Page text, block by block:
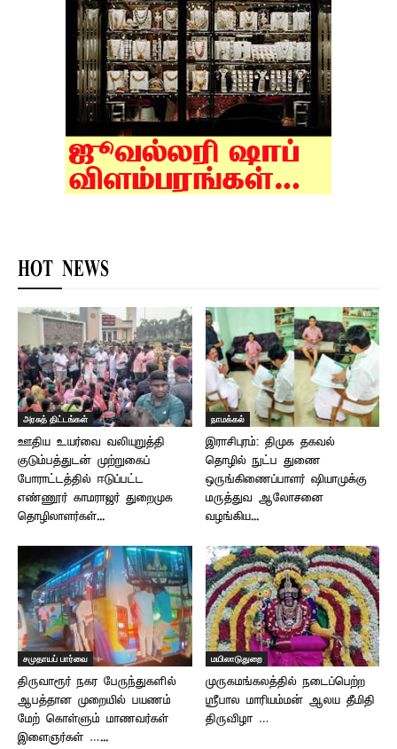
HOT NEWS
அரசுத் திட்டங்கள்
ஊதிய உயர்வை வலியுறுத்தி
குடும்பத்துடன் முற்றுகைப்
போராட்டத்தில் ஈடுப்பட்ட
எண்ணூர் காமராஜர் துறைமுக
தொழிலாளர்கள்...
நாமக்கல்
இராசிபுரம்: திமுக தகவல்
தொழில் நுட்ப துணை
ஒருங்கிணைப்பாளர் ஷியாமுக்கு
மருத்துவ ஆலோசனை
வழங்கிய...
சமுதாயப் பார்வை
திருவாரூர் நகர பேருந்துகளில்
ஆபத்தான முறையில் பயணம்
மேற் கொள்ளும் மாணவர்கள்
இளைஞர்கள் …...
மயிலாடுதுறை
முருகமங்கலத்தில் நடைப்பெற்ற
ஸ்ரீபால மாரியம்மன் ஆலய தீமிதி
திருவிழா …